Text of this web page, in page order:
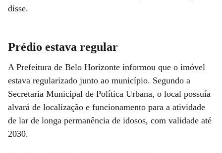
disse.
Prédio estava regular
A Prefeitura de Belo Horizonte informou que o imóvel
estava regularizado junto ao município. Segundo a
Secretaria Municipal de Política Urbana, o local possuía
alvará de localização e funcionamento para a atividade
de lar de longa permanência de idosos, com validade até
2030.